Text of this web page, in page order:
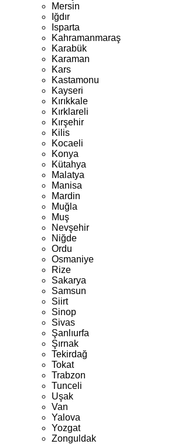
Mersin
Iğdır
Isparta
Kahramanmaraş
Karabük
Karaman
Kars
Kastamonu
Kayseri
Kırıkkale
Kırklareli
Kırşehir
Kilis
Kocaeli
Konya
Kütahya
Malatya
Manisa
Mardin
Muğla
Muş
Nevşehir
Niğde
Ordu
Osmaniye
Rize
Sakarya
Samsun
Siirt
Sinop
Sivas
Şanlıurfa
Şırnak
Tekirdağ
Tokat
Trabzon
Tunceli
Uşak
Van
Yalova
Yozgat
Zonguldak